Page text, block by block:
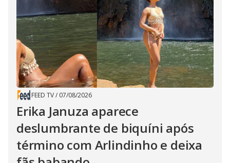
FEED TV/ 07/08/2026
Erika Januza aparece
deslumbrante de biquíni após
término com Arlindinho e deixa